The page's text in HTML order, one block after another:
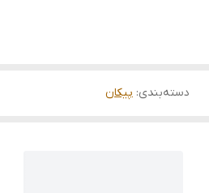
دسته‌بندی: پیکان